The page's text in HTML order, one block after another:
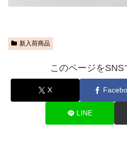
新入荷商品
このページをSNS
X
LINE